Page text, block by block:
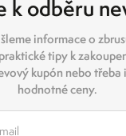
k odběru
informace o
tipy k
kupón nebo třeba
hodnotné ceny.